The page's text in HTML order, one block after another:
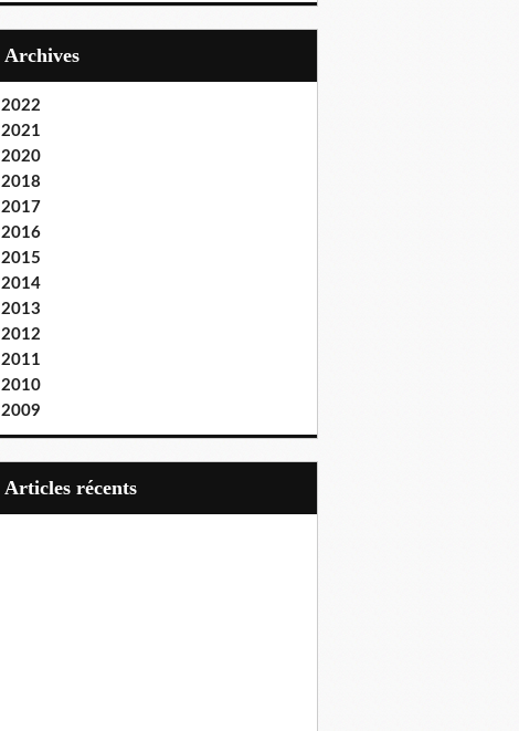
Archives
2022
2021
2020
2018
2017
2016
2015
2014
2013
2012
2011
2010
2009
articles récents